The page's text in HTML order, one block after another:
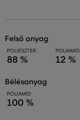
felső anyag
POLIÉSZTER
88 %
POLIAMID
12 %
bélésanyag
POLIAMID
100 %